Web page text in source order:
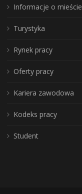
Informacje o mieście
Turystyka
Rynek pracy
Oferty pracy
Kariera zawodowa
Kodeks pracy
Student